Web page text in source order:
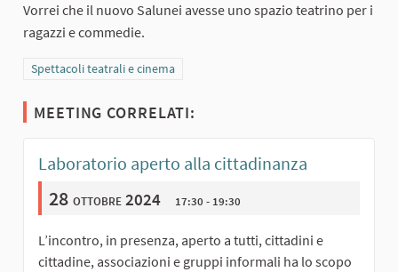
Vorrei che il nuovo Salunei avesse uno spazio teatrino per i
ragazzi e commedie.
Filtra i risultati per categoria: Spettacoli teatrali e cinema
Spettacoli teatrali e cinema
MEETING CORRELATI:
Laboratorio aperto alla cittadinanza
28 ottobre 2024 17:30 - 19:30
L’incontro, in presenza, aperto a tutti, cittadini e
cittadine, associazioni e gruppi informali ha lo scopo